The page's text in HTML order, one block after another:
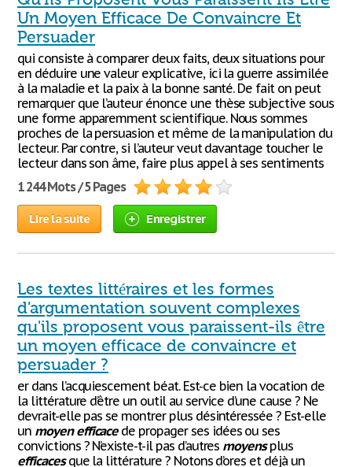
Un Moyen Efficace De Convaincre Et
Persuader
qui consiste à comparer deux faits, deux situations pour
en déduire une valeur explicative, ici la guerre assimilée
à la maladie et la paix à la bonne santé. De fait on peut
remarquer que l’auteur énonce une thèse subjective sous
une forme apparemment scientifique. Nous sommes
proches de la persuasion et même de la manipulation du
lecteur. Par contre, si l’auteur veut davantage toucher le
lecteur dans son âme, faire plus appel à ses sentiments
1 244 Mots / 5 Pages
Lire la suite Enregistrer
Les textes littéraires et les formes
d'argumentation souvent complexes
qu'ils proposent vous paraissent-ils être
un moyen efficace de convaincre et
persuader ?
er dans l’acquiescement béat. Est-ce bien la vocation de
la littérature d’être un outil au service d’une cause ? Ne
devrait-elle pas se montrer plus désintéressée ? Est-elle
un moyen efficacede propager ses idées ou ses
convictions ? N’existe-t-il pas d’autres moyensplus
efficacesque la littérature ? Notons d’ores et déjà un